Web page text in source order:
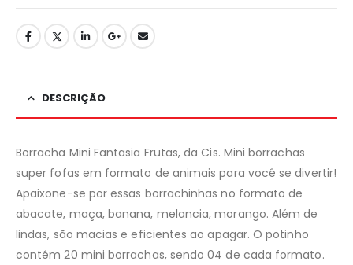
DESCRIÇÃO
Borracha Mini Fantasia Frutas, da Cis. Mini borrachas
super fofas em formato de animais para você se divertir!
Apaixone-se por essas borrachinhas no formato de
abacate, maça, banana, melancia, morango. Além de
lindas, são macias e eficientes ao apagar. O potinho
contém 20 mini borrachas, sendo 04 de cada formato.